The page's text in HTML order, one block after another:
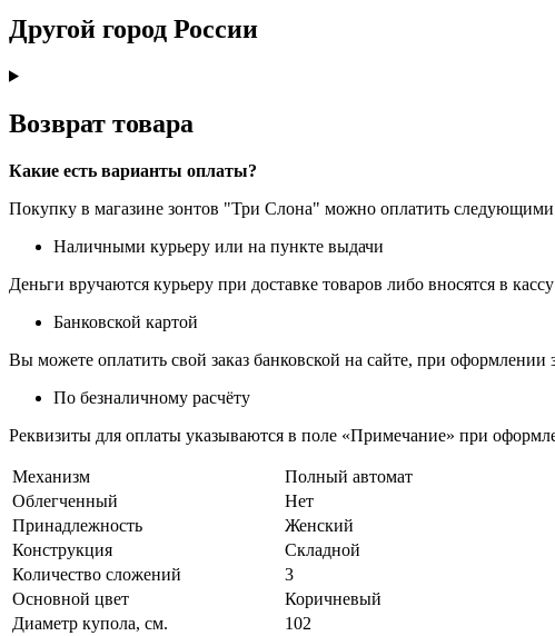
Другой город России
Возврат товара
Какие есть варианты оплаты?
Покупку в магазине зонтов "Три Слона" можно оплатить
Наличными курьеру или на пункте выдачи
Деньги вручаются курьеру при доставке товаров либо вносятся в
Банковской картой
Вы можете оплатить свой заказ банковской на сайте, при
По безналичному расчёту
Реквизиты для оплаты указываются в поле «Примечание» при
Механизм
Полный автомат
Облегченный
Нет
Принадлежность
Женский
Конструкция
Складной
Количество сложений
3
Основной цвет
Коричневый
Диаметр купола, см.
102